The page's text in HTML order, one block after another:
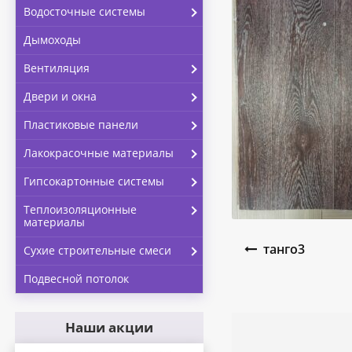
Навигация по
танго3
Водосточные системы
Дымоходы
Вентиляция
Двери и окна
Пластиковые панели
Лакокрасочные материалы
Гипсокартонные системы
Теплоизоляционные
материалы
Сухие строительные смеси
Подвесной потолок
Наши акции